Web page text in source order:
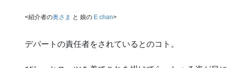
<紹介者の奥さま と 娘の E chan>
デパートの責任者をされているとのコト。